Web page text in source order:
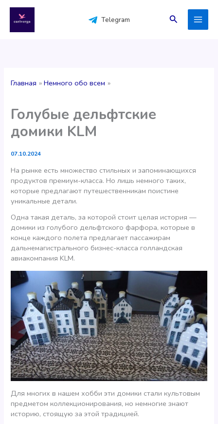
содержимому
Telegram Поиск
Главная Немного обо всем
Голубые дельфтские
домики KLM
07.10.2024
На рынке есть множество стильных и запоминающихся
продуктов премиум-класса. Но лишь немного таких,
которые предлагают путешественникам поистине
уникальные детали.
Одна такая деталь, за которой стоит целая история —
домики из голубого дельфтского фарфора, которые в
конце каждого полета предлагает пассажирам
дальнемагистрального бизнес-класса голландская
авиакомпания KLM.
Для многих в нашем хобби эти домики стали культовым
предметом коллекционирования, но немногие знают
историю, стоящую за этой традицией.